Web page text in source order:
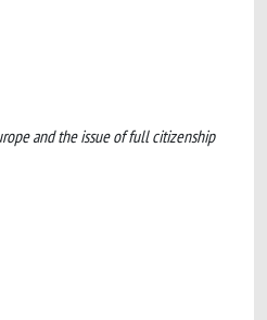
and the issue of full citizenship